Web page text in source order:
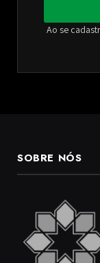
Ao se
SOBRE NÓS